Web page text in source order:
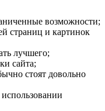
возможности;
страниц и картинок
лучшего;
сайта;
стоят довольно